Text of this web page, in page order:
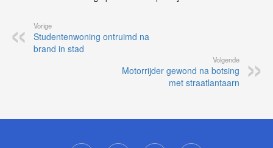
Vorige
Studentenwoning ontruimd na
brand in stad
Volgende
Motorrijder gewond na botsing
met straatlantaarn